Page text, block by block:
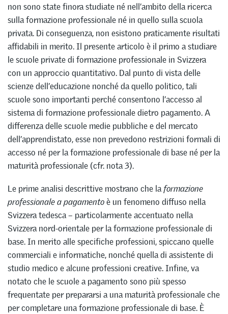
non sono state finora studiate né nell’ambito della ricerca
sulla formazione professionale né in quello sulla scuola
privata. Di conseguenza, non esistono praticamente risultati
affidabili in merito. Il presente articolo è il primo a studiare
le scuole private di formazione professionale in Svizzera
con un approccio quantitativo. Dal punto di vista delle
scienze dell’educazione nonché da quello politico, tali
scuole sono importanti perché consentono l’accesso al
sistema di formazione professionale dietro pagamento. A
differenza delle scuole medie pubbliche e del mercato
dell’apprendistato, esse non prevedono restrizioni formali di
accesso né per la formazione professionale di base né per la
maturità professionale (cfr. nota 3).
Le prime analisi descrittive mostrano che la formazione
professionale a pagamentoè un fenomeno diffuso nella
Svizzera tedesca – particolarmente accentuato nella
Svizzera nord-orientale per la formazione professionale di
base. In merito alle specifiche professioni, spiccano quelle
commerciali e informatiche, nonché quella di assistente di
studio medico e alcune professioni creative. Infine, va
notato che le scuole a pagamento sono più spesso
frequentate per prepararsi a una maturità professionale che
per completare una formazione professionale di base. È